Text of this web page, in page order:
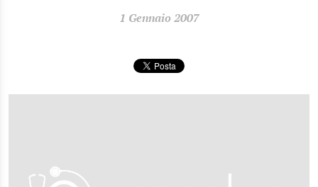
1 Gennaio 2007